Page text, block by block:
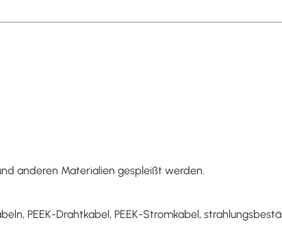
anderen Materialien gespleißt werden.
PEEK-Drahtkabel, PEEK-Stromkabel,